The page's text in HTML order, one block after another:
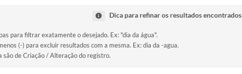
Dica para refinar os resultados encontrados
para filtrar exatamente o desejado. Ex: "dia da água".
(-) para excluir resultados com a mesma. Ex: dia da -agua.
são de Criação / Alteração do registro.